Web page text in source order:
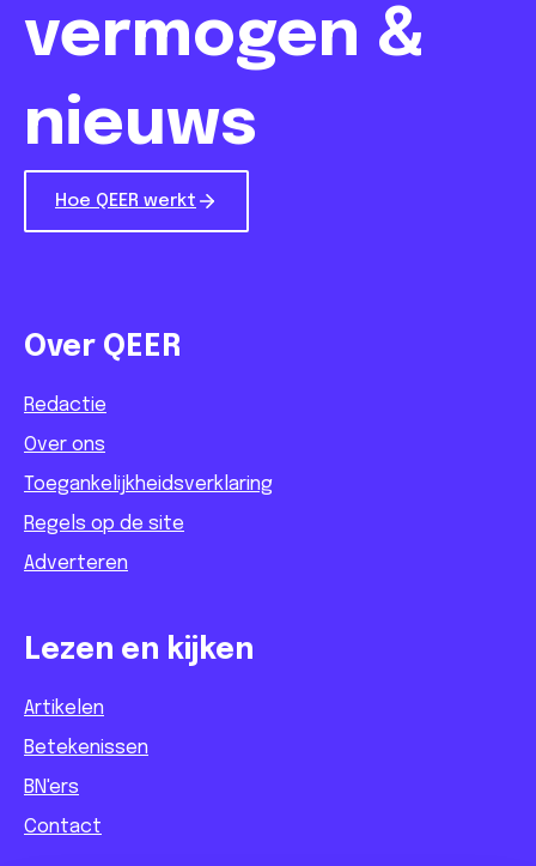
vermogen &
nieuws
Hoe QEER werkt
Over QEER
Redactie
Over ons
Toegankelijkheidsverklaring
Regels op de site
Adverteren
Lezen en kijken
Artikelen
Betekenissen
BN'ers
Contact